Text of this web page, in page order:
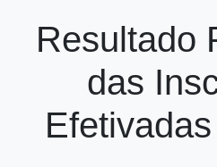
Resultado
das